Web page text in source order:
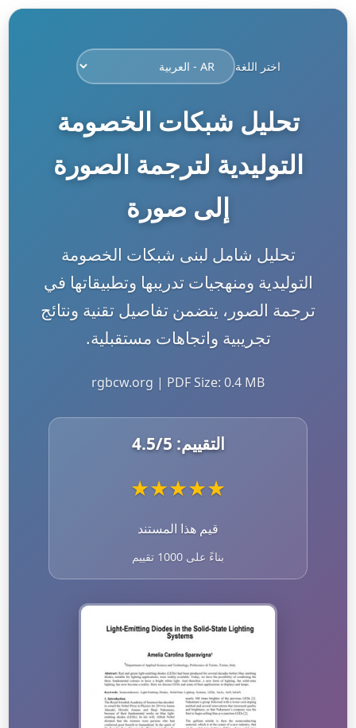
اختر اللغة
تحليل شبكات الخصومة
التوليدية لترجمة الصورة
إلى صورة
تحليل شامل لبنى شبكات الخصومة
التوليدية ومنهجيات تدريبها وتطبيقاتها في
ترجمة الصور، يتضمن تفاصيل تقنية ونتائج
تجريبية واتجاهات مستقبلية.
rgbcw.org | PDF Size: 0.4 MB
التقييم: 4.5/5
★
★
★
★
★
قيم هذا المستند
بناءً على 1000 تقييم